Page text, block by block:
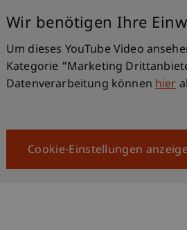
Living in a box
Wirtschaftsinformatik)
Wir benötigen Ihre
Um dieses YouTube Video
Kategorie "Marketing
Datenverarbeitung könnenhier
Cookie-Einstellungen